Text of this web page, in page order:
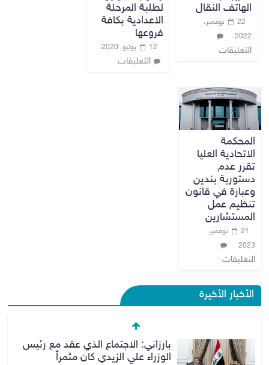
الهاتف النقال
22 نوفمبر،
2022
التعليقات
لطلبة المرحلة
الاعدادية بكافة
فروعها
12 يوليو، 2020
التعليقات
المحكمة
الاتحادية العليا
تقرر عدم
دستورية بندين
وعبارة في قانون
تنظيم عمل
المستشارين
21 نوفمبر،
2023
التعليقات
الأخبار الأخيرة
بارزاني: الاجتماع الذي عقد مع رئيس
الوزراء علي الزيدي كان مثمراً